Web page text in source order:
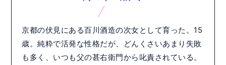
京都の伏見にある百川酒造の次女として育った。15
歳。純粋で活発な性格だが、どんくさいあまり失敗
も多く、いつも父の甚右衛門から叱責されている。